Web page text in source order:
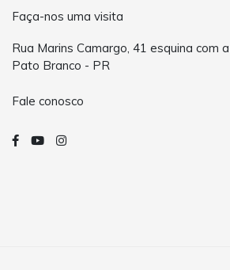
Faça-nos uma visita
Rua Marins Camargo, 41 esquina com
Pato Branco - PR
Fale conosco